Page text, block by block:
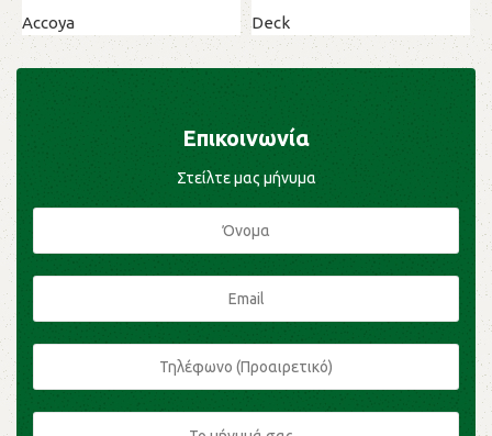
Accoya Deck
Επικοινωνία
Στείλτε μας μήνυμα